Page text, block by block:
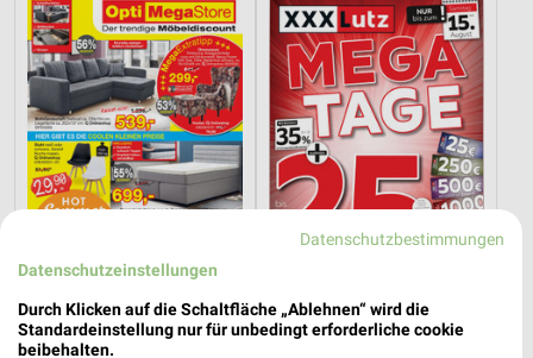
40,1 km
Hot Sommer Sale
40,4 km
Datenschutzbestimmungen
Datenschutzeinstellungen
Durch Klicken auf die Schaltfläche „Ablehnen“ wird die
Standardeinstellung nur für unbedingt erforderliche cookie
beibehalten.